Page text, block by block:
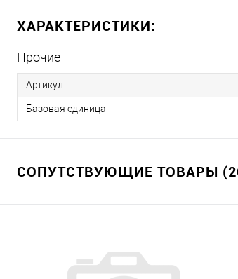
ХАРАКТЕРИСТИКИ:
Прочие
Артикул
Базовая единица
СОПУТСТВУЮЩИЕ ТОВАРЫ